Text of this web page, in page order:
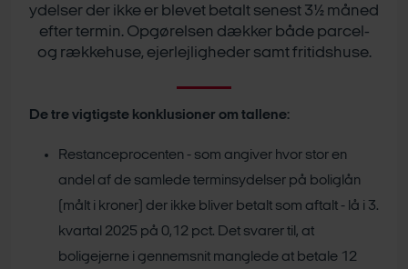
ydelser der ikke er blevet betalt senest 3½ måned
efter termin. Opgørelsen dækker både parcel-
og rækkehuse, ejerlejligheder samt fritidshuse.
De tre vigtigste konklusioner om tallene:
Restanceprocenten - som angiver hvor stor en
andel af de samlede terminsydelser på boliglån
(målt i kroner) der ikke bliver betalt som aftalt - lå i 3.
kvartal 2025 på 0,12 pct. Det svarer til, at
boligejerne i gennemsnit manglede at betale 12